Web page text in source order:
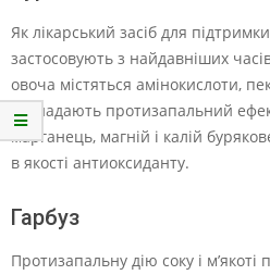
Як лікарський засіб для
застосовують з найдавніших
овоча містяться амінокислоти,
які надають протизапальний
марганець, магній і калій
в якості антиоксиданту.
Гарбуз
Протизапальну дію соку і